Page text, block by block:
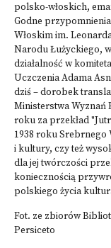
polsko-włoskich,
Godne
Włoskim im.
Narodu Łużyckiego,
działalność w
Uczczenia Adama
dziś – dorobek
Ministerstwa Wyznań
roku za przekład
1938 roku Srebrnego
i kultury, czy też
dla jej twórczości
koniecznością
polskiego życia
Fot. ze zbiorów
Persiceto